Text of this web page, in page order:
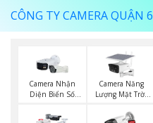
CÔNG TY CAMERA QUẬN 6
Camera Nhận
Diện Biển Số
Camera Năng
Lượng Mặt Trời